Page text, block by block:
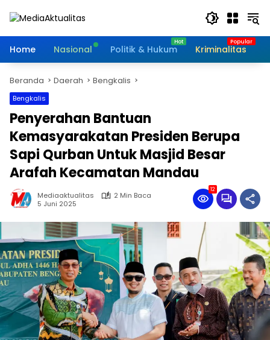
Home
Nasional Politik & Hukum Kriminalitas
Beranda Daerah Bengkalis
Bengkalis
Penyerahan Bantuan
Kemasyarakatan Presiden Berupa
Sapi Qurban Untuk Masjid Besar
Arafah Kecamatan Mandau
Mediaaktualitas
2 Min Baca
5 Juni 2025
12